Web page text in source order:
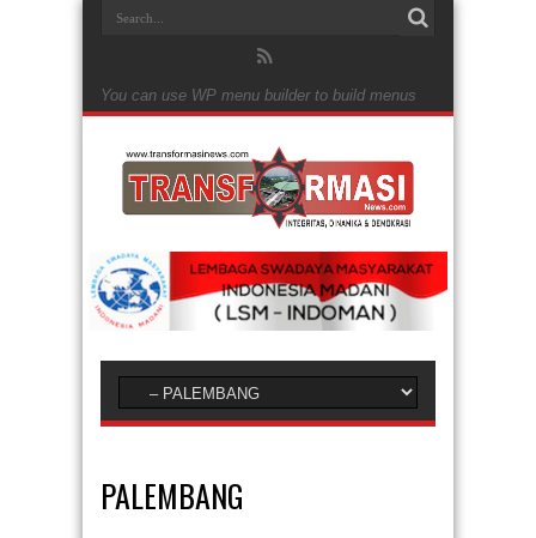
You can use WP menu builder to build menus
PALEMBANG